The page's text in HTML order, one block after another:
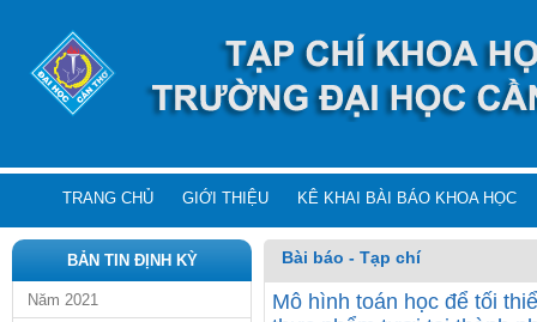
TRANG CHỦ GIỚI THIỆU KÊ KHAI BÀI BÁO KHOA HỌC
BẢN TIN ĐỊNH KỲ
Năm 2021
Bài báo - Tạp chí
Mô hình toán học để tối